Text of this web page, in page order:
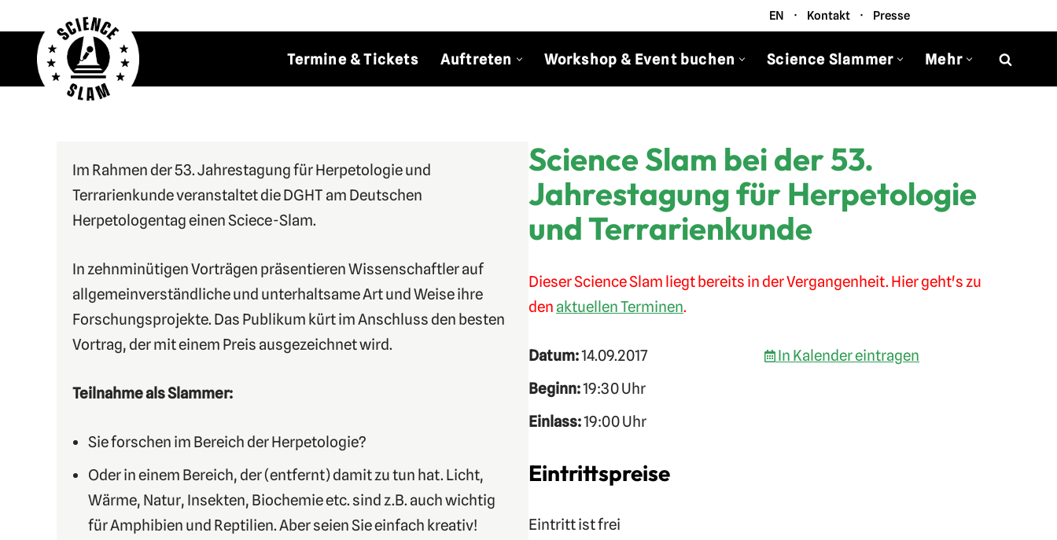
Zum
Inhalt
springen
EN · Kontakt · Presse
Termine & Tickets Auftreten Workshop & Event buchen Science Slammer Mehr
Im Rahmen der 53. Jahrestagung für Herpetologie und
Terrarienkunde veranstaltet die DGHT am Deutschen
Herpetologentag einen Sciece-Slam.
In zehnminütigen Vorträgen präsentieren Wissenschaftler auf
allgemeinverständliche und unterhaltsame Art und Weise ihre
Forschungsprojekte. Das Publikum kürt im Anschluss den besten
Vortrag, der mit einem Preis ausgezeichnet wird.
Teilnahme als Slammer:
Sie forschen im Bereich der Herpetologie?
Oder in einem Bereich, der (entfernt) damit zu tun hat. Licht,
Wärme, Natur, Insekten, Biochemie etc. sind z.B. auch wichtig
für Amphibien und Reptilien. Aber seien Sie einfach kreativ!
Science Slam bei der 53.
Jahrestagung für Herpetologie
und Terrarienkunde
Dieser Science Slam liegt bereits in der Vergangenheit. Hier geht's zu
den aktuellen Terminen.
Datum:14.09.2017
Beginn:19:30 Uhr
Einlass:19:00 Uhr
In Kalender eintragen
Eintrittspreise
Eintritt ist frei